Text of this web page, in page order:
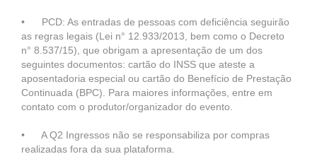
• PCD: As entradas de pessoas com deficiência seguirão
as regras legais (Lei n° 12.933/2013, bem como o Decreto
n° 8.537/15), que obrigam a apresentação de um dos
seguintes documentos: cartão do INSS que ateste a
aposentadoria especial ou cartão do Benefício de Prestação
Continuada (BPC). Para maiores informações, entre em
contato com o produtor/organizador do evento.
• A Q2 Ingressos não se responsabiliza por compras
realizadas fora da sua plataforma.